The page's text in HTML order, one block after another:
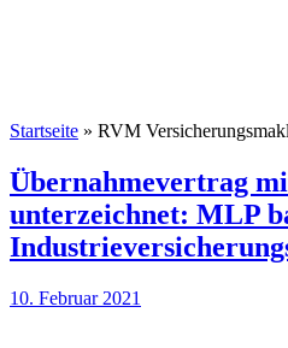
Startseite » RVM
Übernahmevertrag
unterzeichnet: MLP
10. Februar 2021